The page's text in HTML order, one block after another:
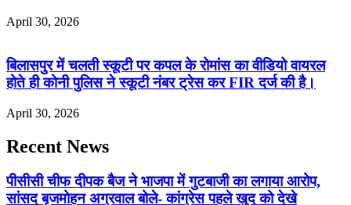
April 30, 2026
बिलासपुर में चलती स्कूटी पर कपल के रोमांस का वीडियो वायरल
होते ही कोनी पुलिस ने स्कूटी नंबर ट्रेस कर FIR दर्ज की है।
April 30, 2026
Recent News
पीसीसी चीफ दीपक बैज ने भाजपा में गुटबाजी का लगाया आरोप,
सांसद बृजमोहन अग्रवाल बोले- कांग्रेस पहले खुद को देखे